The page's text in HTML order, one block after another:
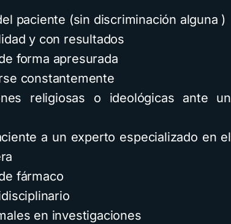
paciente (sin discriminación alguna )
y con resultados
forma apresurada
constantemente
religiosas o ideológicas ante un
a un experto especializado en el
fármaco
en investigaciones